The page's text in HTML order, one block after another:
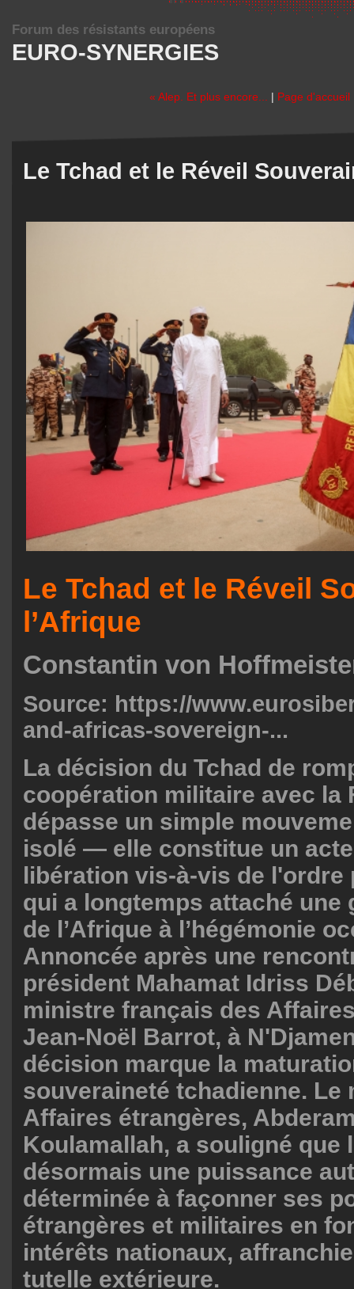
EURO-SYNERGIES
Forum des résistants européens
« Alep. Et plus encore... | Page d'accueil
Le Tchad et le Réveil
Le Tchad et le Réveil
l’Afrique
Constantin von
Source: https://
and-africas-sovereign-...
La décision du Tchad de
coopération militaire avec la
dépasse un simple
isolé — elle constitue un
libération vis-à-vis de
qui a longtemps attaché une
de l’Afrique à l’hégémonie
Annoncée après une
président Mahamat Idriss
ministre français des
Jean-Noël Barrot, à
décision marque la
souveraineté tchadienne. Le
Affaires étrangères,
Koulamallah, a souligné que
désormais une puissance
déterminée à façonner ses
étrangères et militaires en
intérêts nationaux,
tutelle extérieure.